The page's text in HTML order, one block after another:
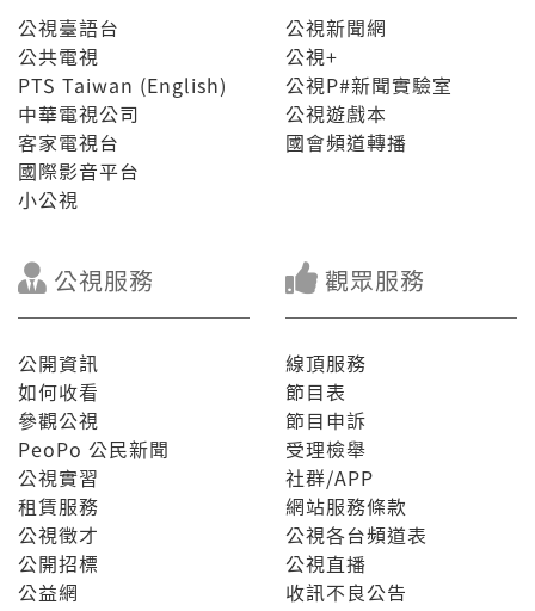
公視臺語台
公共電視
PTS Taiwan (English)
中華電視公司
客家電視台
國際影音平台
小公視
公視新聞網
公視+
公視P#新聞實驗室
公視遊戲本
國會頻道轉播
公視服務
公開資訊
如何收看
參觀公視
PeoPo 公民新聞
公視實習
租賃服務
公視徵才
公開招標
公益網
觀眾服務
線頂服務
節目表
節目申訴
受理檢舉
社群/APP
網站服務條款
公視各台頻道表
公視直播
收訊不良公告